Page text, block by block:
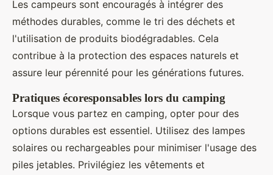
Les campeurs sont encouragés à intégrer des
méthodes durables, comme le tri des déchets et
l'utilisation de produits biodégradables. Cela
contribue à la protection des espaces naturels et
assure leur pérennité pour les générations futures.
Pratiques écoresponsables lors du camping
Lorsque vous partez en camping, opter pour des
options durables est essentiel. Utilisez des lampes
solaires ou rechargeables pour minimiser l'usage des
piles jetables. Privilégiez les vêtements et